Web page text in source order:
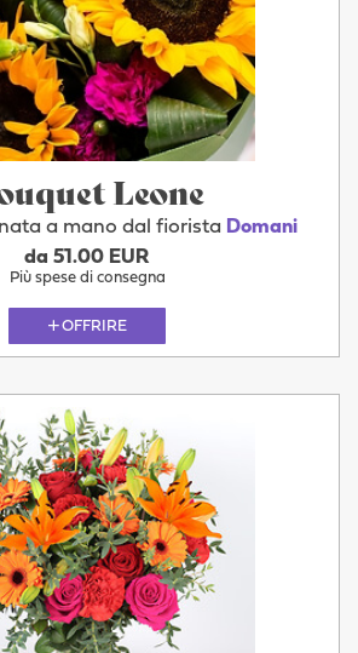
Leone
a mano dal fiorista Domani
da 51.00 EUR
Più spese di consegna
OFFRIRE